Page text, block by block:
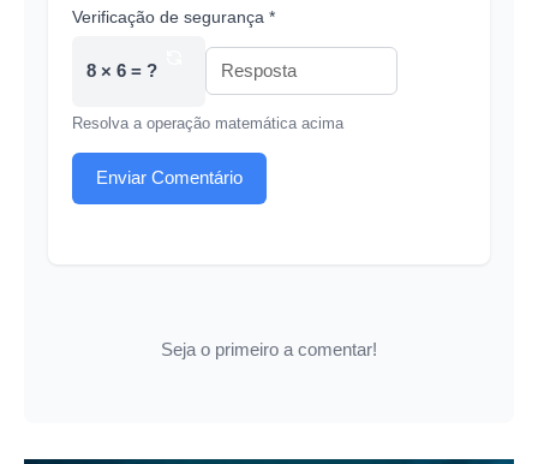
Verificação de segurança *
8 × 6 = ?
Resolva a operação matemática acima
Enviar Comentário
Seja o primeiro a comentar!